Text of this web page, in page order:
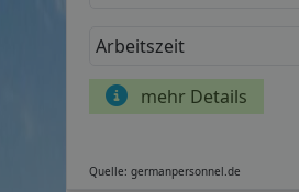
Arbeitszeit
mehr Details
Quelle: germanpersonnel.de